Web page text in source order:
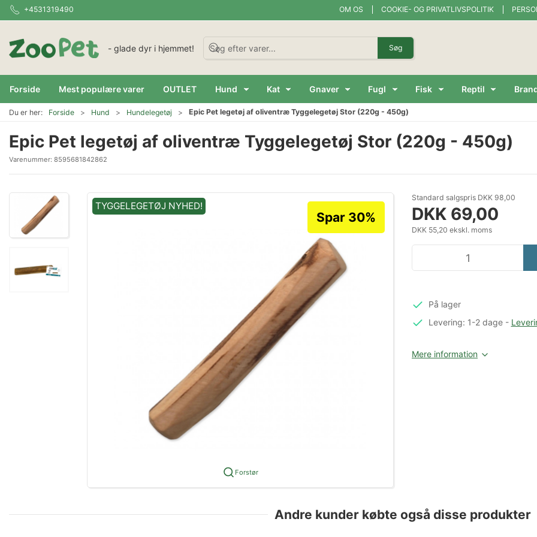
+4531319490 OM OS COOKIE- OG PRIVATLIVSPOLITIK
- glade dyr i hjemmet! Søg
Forside Mest populære varer OUTLET Hund Kat Gnaver Fugl Fisk Reptil
Du er her: Forside Hund Hundelegetøj Epic Pet legetøj af oliventræ Tyggelegetøj Stor (220g - 450g)
Epic Pet legetøj af oliventræ Tyggelegetøj Stor (220g - 450g)
Varenummer: 8595681842862
TYGGELEGETØJ NYHED!
Forstør
Spar 30%
Standard salgspris DKK 98,00
DKK 69,00
DKK 55,20 ekskl. moms
På lager
Levering: 1-2 dage-
Mere information
Andre kunder købte også disse produkter